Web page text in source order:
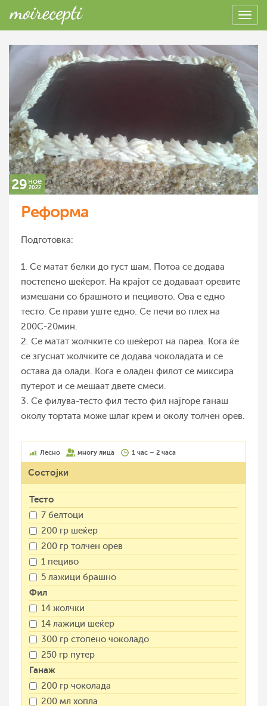
29 ное
2022
Реформа
Подготовка:
1. Се матат белки до густ шам. Потоа се додава
постепено шеќерот. На крајот се додаваат оревите
измешани со брашното и пецивото. Ова е едно
тесто. Се прави уште едно. Се печи во плех на
200С-20мин.
2. Се матат жолчките со шеќерот на пареа. Кога ќе
се згуснат жолчките се додава чоколадата и се
остава да олади. Кога е оладен филот се миксира
путерот и се мешаат двете смеси.
3. Се филува-тесто фил тесто фил најгоре ганаш
околу тортата може шлаг крем и околу толчен орев.
Лесно многу лица 1 час – 2 часа
Состојки
Тесто
7 белтоци
200 гр шеќер
200 гр толчен орев
1 пециво
5 лажици брашно
Фил
14 жолчки
14 лажици шеќер
300 гр стопено чоколадо
250 гр путер
Ганаж
200 гр чоколада
200 мл хопла